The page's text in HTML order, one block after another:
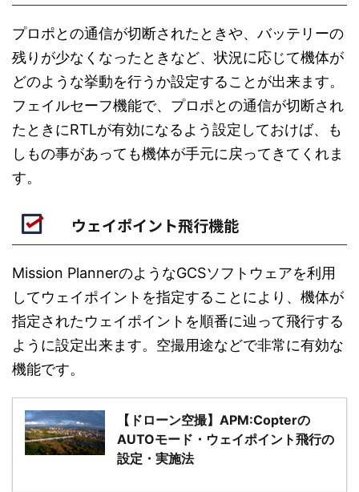
プロポとの通信が切断されたときや、バッテリーの
残りが少なくなったときなど、状況に応じて機体が
どのような挙動を行うか設定することが出来ます。
フェイルセーフ機能で、プロポとの通信が切断され
たときにRTLが有効になるよう設定しておけば、も
しもの事があっても機体が手元に戻ってきてくれま
す。
ウェイポイント飛行機能
Mission PlannerのようなGCSソフトウェアを利用
してウェイポイントを指定することにより、機体が
指定されたウェイポイントを順番に辿って飛行する
ように設定出来ます。空撮用途などで非常に有効な
機能です。
【ドローン空撮】APM:Copterの
AUTOモード・ウェイポイント飛行の
設定・実施法